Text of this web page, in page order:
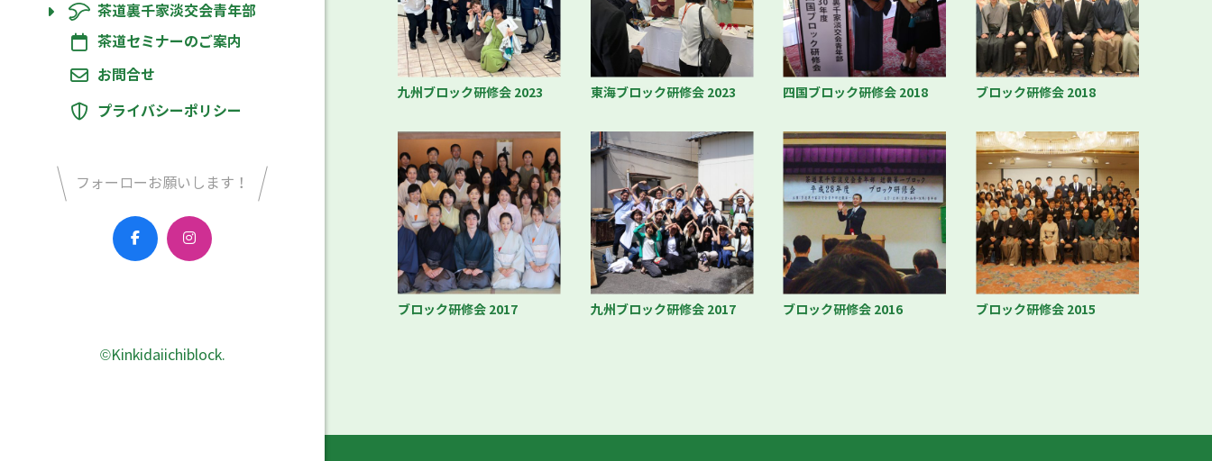
茶道裏千家淡交会青年部
茶道セミナーのご案内
お問合せ
プライバシーポリシー
フォーローお願いします！
©Kinkidaiichiblock.
九州ブロック研修会 2023 東海ブロック研修会 2023 四国ブロック研修会 2018 ブロック研修会 2018
ブロック研修会 2017 九州ブロック研修会 2017 ブロック研修会 2016 ブロック研修会 2015